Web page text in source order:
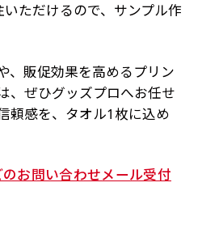
ただけるので、サンプル作
、販促効果を高めるプリン
、ぜひグッズプロへお任せ
頼感を、タオル1枚に込め
お問い合わせメール受付